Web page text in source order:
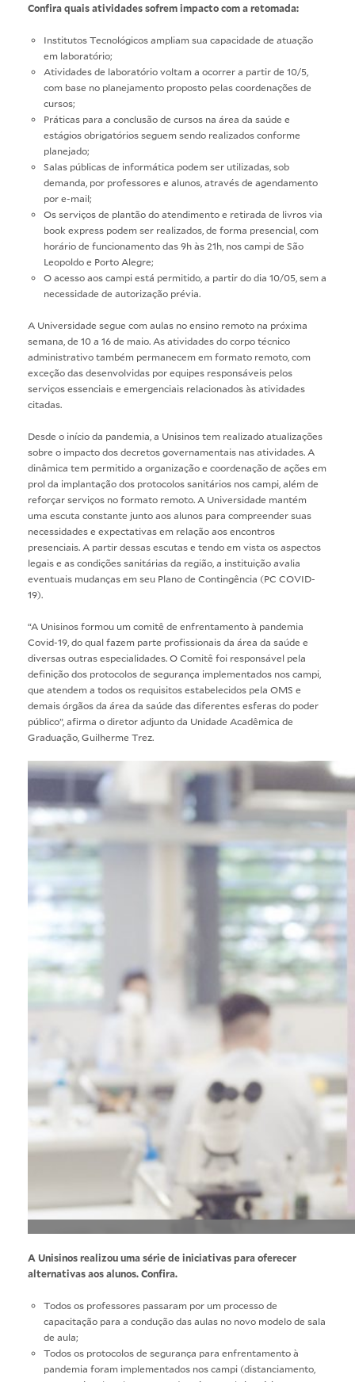
Confira quais atividades sofrem impacto com a retomada:
Institutos Tecnológicos ampliam sua capacidade de atuação
em laboratório;
Atividades de laboratório voltam a ocorrer a partir de 10/5,
com base no planejamento proposto pelas coordenações de
cursos;
Práticas para a conclusão de cursos na área da saúde e
estágios obrigatórios seguem sendo realizados conforme
planejado;
Salas públicas de informática podem ser utilizadas, sob
demanda, por professores e alunos, através de agendamento
por e-mail;
Os serviços de plantão do atendimento e retirada de livros via
book express podem ser realizados, de forma presencial, com
horário de funcionamento das 9h às 21h, nos campi de São
Leopoldo e Porto Alegre;
O acesso aos campi está permitido, a partir do dia 10/05, sem a
necessidade de autorização prévia.
A Universidade segue com aulas no ensino remoto na próxima
semana, de 10 a 16 de maio. As atividades do corpo técnico
administrativo também permanecem em formato remoto, com
exceção das desenvolvidas por equipes responsáveis pelos
serviços essenciais e emergenciais relacionados às atividades
citadas.
Desde o início da pandemia, a Unisinos tem realizado atualizações
sobre o impacto dos decretos governamentais nas atividades. A
dinâmica tem permitido a organização e coordenação de ações em
prol da implantação dos protocolos sanitários nos campi, além de
reforçar serviços no formato remoto. A Universidade mantém
uma escuta constante junto aos alunos para compreender suas
necessidades e expectativas em relação aos encontros
presenciais. A partir dessas escutas e tendo em vista os aspectos
legais e as condições sanitárias da região, a instituição avalia
eventuais mudanças em seu Plano de Contingência (PC COVID-
19).
“A Unisinos formou um comitê de enfrentamento à pandemia
Covid-19, do qual fazem parte profissionais da área da saúde e
diversas outras especialidades. O Comitê foi responsável pela
definição dos protocolos de segurança implementados nos campi,
que atendem a todos os requisitos estabelecidos pela OMS e
demais órgãos da área da saúde das diferentes esferas do poder
público”, afirma o diretor adjunto da Unidade Acadêmica de
Graduação, Guilherme Trez.
A Unisinos realizou uma série de iniciativas para oferecer
alternativas aos alunos. Confira.
Todos os professores passaram por um processo de
capacitação para a condução das aulas no novo modelo de sala
de aula;
Todos os protocolos de segurança para enfrentamento à
pandemia foram implementados nos campi (distanciamento,